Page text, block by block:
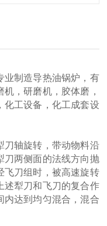
制造导热油锅炉，有
，研磨机，胶体磨，
化工设备，化工成套设
轴旋转，带动物料沿
刀两侧面的法线方向抛
飞刀组时，被高速旋转
述犁刀和飞刀的复合作
内达到均匀混合，混合